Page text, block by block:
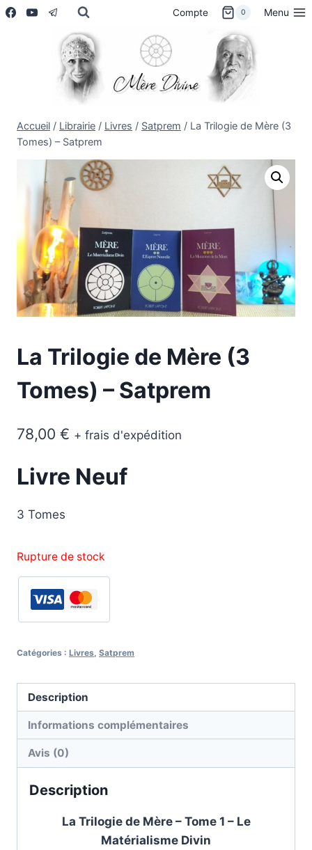
Aller
Compte 0 Menu
Accueil / Librairie / Livres / Satprem / La Trilogie de Mère (3
Tomes) – Satprem
La Trilogie de Mère (3
Tomes) – Satprem
78,00 € + frais d'expédition
Livre Neuf
3 Tomes
Rupture de stock
Catégories : Livres Satprem
Description
Informations complémentaires
Avis (0)
Description
La Trilogie de Mère – Tome 1 – Le
Matérialisme Divin